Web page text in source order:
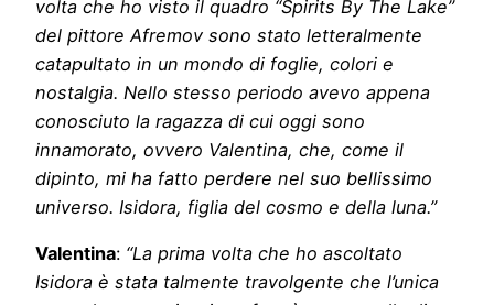
volta che ho visto il quadro “Spirits By The Lake”
del pittore Afremov sono stato letteralmente
catapultato in un mondo di foglie, colori e
nostalgia. Nello stesso periodo avevo appena
conosciuto la ragazza di cui oggi sono
innamorato, ovvero Valentina, che, come il
dipinto, mi ha fatto perdere nel suo bellissimo
universo. Isidora, figlia del cosmo e della luna.”
Valentina: “La prima volta che ho ascoltato
Isidora è stata talmente travolgente che l’unica